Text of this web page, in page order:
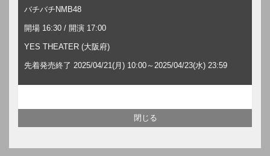
バチバチNMB48
開場 16:30 / 開演 17:00
YES THEATER (大阪府)
先着発売終了 2025/04/21(月) 10:00～2025/04/23(水) 23:59